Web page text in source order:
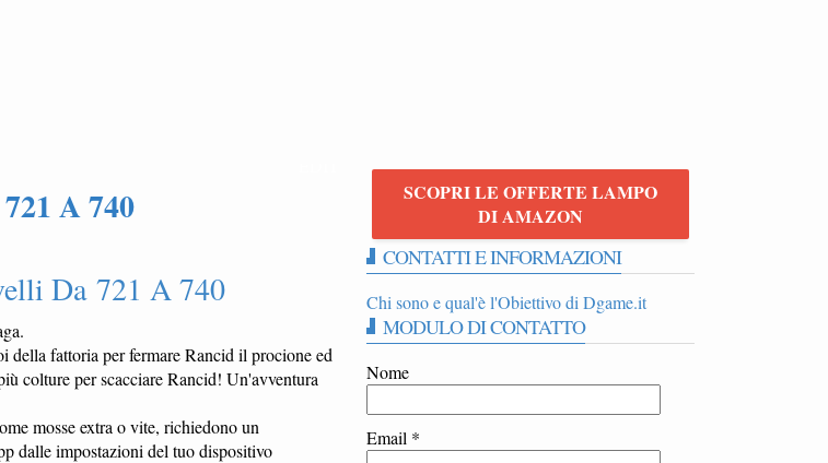
A 740
Da 721 A 740
della fattoria per fermare Rancid il procione ed
colture per scacciare Rancid! Un'avventura
mosse extra o vite, richiedono un
dalle impostazioni del tuo dispositivo
SCOPRI LE OFFERTE LAMPO
DI AMAZON
CONTATTI E INFORMAZIONI
Chi sono e qual'è l'Obiettivo di Dgame.it
MODULO DI CONTATTO
Nome
Email *